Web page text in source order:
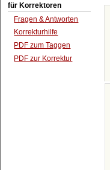
für Korrektoren
Fragen & Antworten
Korrekturhilfe
PDF zum Taggen
PDF zur Korrektur